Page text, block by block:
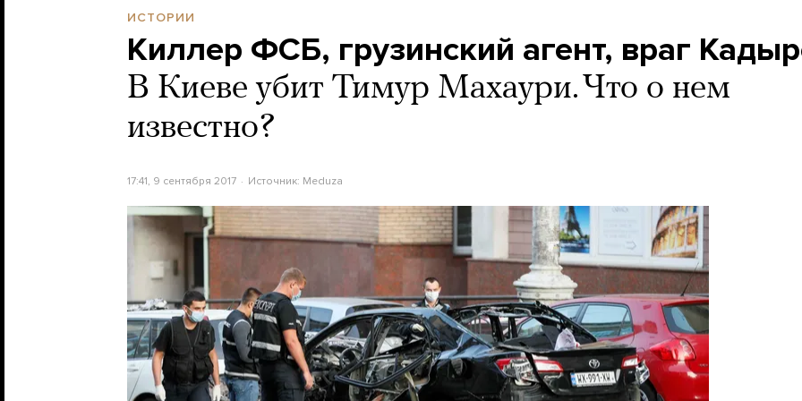
ИСТОРИИ
Киллер ФСБ, грузинский агент, враг
В Киеве убит Тимур Махаури. Что о нем
известно?
17:41, 9 сентября 2017 Источник: Meduza